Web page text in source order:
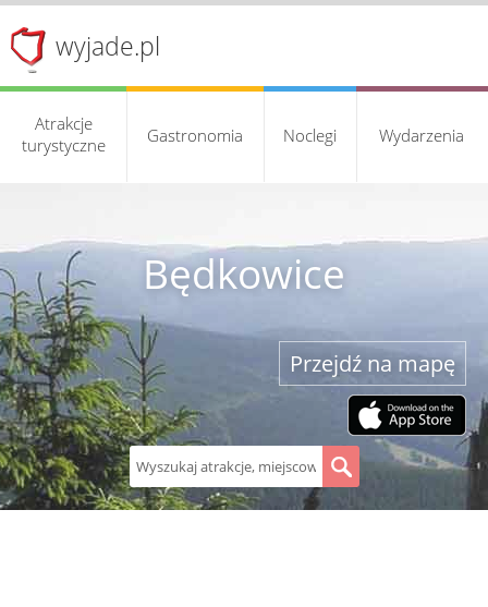
wyjade.pl
Atrakcje
turystyczne
Gastronomia Noclegi Wydarzenia
Będkowice
Przejdź na mapę